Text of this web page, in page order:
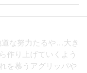
な努力たるや…大き
作り上げていくよう
を慕うアグリッパや